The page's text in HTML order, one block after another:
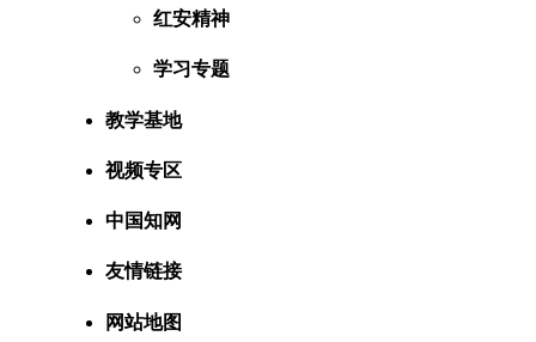
红安精神
学习专题
教学基地
视频专区
中国知网
友情链接
网站地图